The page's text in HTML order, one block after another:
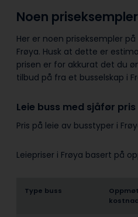
Noen
Her er noen priseksempler
Frøya. Husk at dette er
prisen er for akkurat det du
tilbud på fra et busselskap i
Leie buss med sjåfør
Pris på leie av busstyper i
Leiepriser i Frøya basert på
Type buss